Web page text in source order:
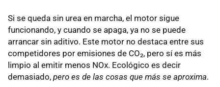
Si se queda sin urea en marcha, el motor sigue
funcionando, y cuando se apaga, ya no se puede
arrancar sin aditivo. Este motor no destaca entre sus
competidores por emisiones de CO₂, pero sí es más
limpio al emitir menos NOx. Ecológico es decir
demasiado, pero es de las cosas que más se aproxima.